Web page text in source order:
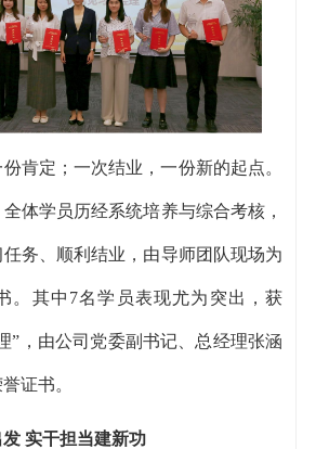
肯定；一次结业，一份新的起点。
体学员历经系统培养与综合考核，
务、顺利结业，由导师团队现场为
。其中7名学员表现尤为突出，获
”，由公司党委副书记、总经理张涵
证书。
实干担当建新功